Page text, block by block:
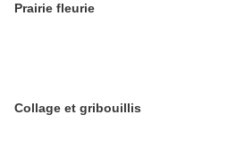
Prairie fleurie
Collage et gribouillis